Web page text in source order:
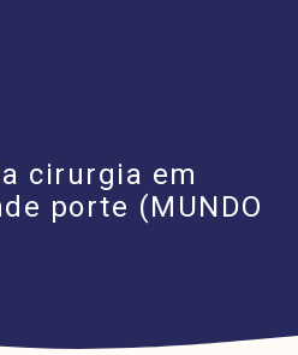
cirurgia em
porte (MUNDO